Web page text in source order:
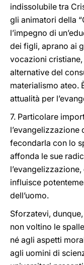
indissolubile tra
gli animatori della
l’impegno di
dei figli, aprano ai
vocazioni
alternative del
materialismo ateo.
attualità per
7. Particolare
l’evangelizzazione
fecondarla con lo
affonda le sue
influisce
dell’uomo.
Sforzatevi,
non voltino le
né agli aspetti
agli uomini di